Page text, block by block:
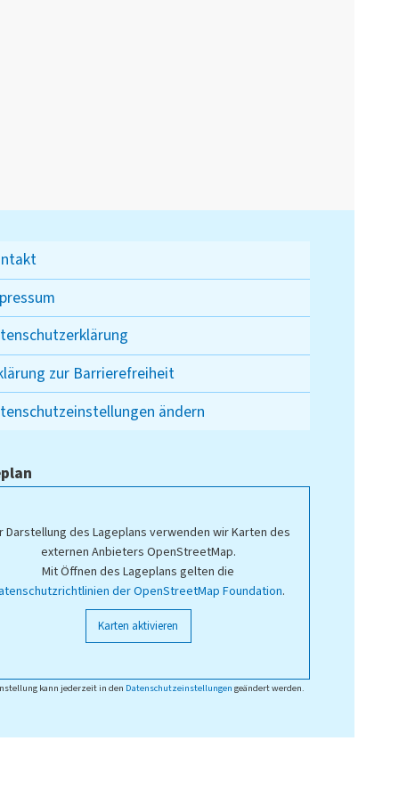
zur Barrierefreiheit
ändern
Darstellung des Lageplans verwenden wir Karten des
externen Anbieters OpenStreetMap.
Mit Öffnen des Lageplans gelten die
der OpenStreetMap Foundation.
Karten aktivieren
kann jederzeit in den Datenschutzeinstellungen geändert werden.